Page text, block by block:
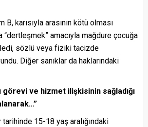
B, karısıyla arasının kötü olması
“dertleşmek” amacıyla mağdure çocuğa
sözlü veya fiziki tacizde
Diğer sanıklar da haklarındaki
görevi ve hizmet ilişkisinin sağladığı
15-18 yaş aralığındaki